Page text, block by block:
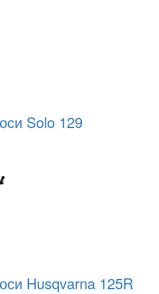
Solo 129
Husqvarna 125R